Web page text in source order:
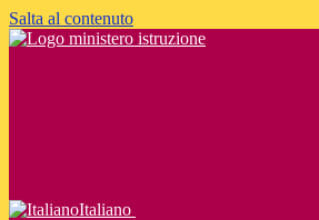
Salta al contenuto
Italiano